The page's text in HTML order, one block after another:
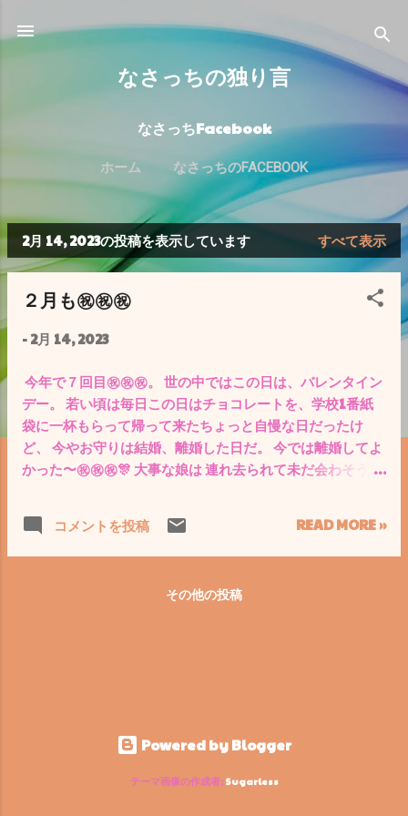
スキップしてメイン コンテンツに移動
なさっちの独り言
なさっちFacebook
ホーム なさっちのFACEBOOK
投
2月 14, 2023の投稿を表示しています すべて表示
２月も㊗️㊗️㊗️
-2月 14, 2023
今年で７回目㊗️㊗️㊗️。 世の中ではこの日は、バレンタイン
デー。 若い頃は毎日この日はチョコレートを、学校1番紙
袋に一杯もらって帰って来たちょっと自慢な日だったけ
ど、 今やお守りは結婚、離婚した日だ。 今では離婚してよ
かった〜㊗️㊗️㊗️🎊 大事な娘は 連れ去られて未だ会わそうと
いのは、悲しいけど💦 子供を連れ去れていき7年間も一切
会わせない 卑劣な事が、出来るような人間の 元妻には👹👹
👹 一切の未練も欠片もない。🖤🤍💔💔💔💔💀 そんなことが
ない一人と居るより、一人で 自分で楽しいことしたほう
くていいよ！ 今年は海外旅行も行くぞ！ そして全国を旅し
ます！ 愛莉、 パパはいつもあなたのそばにいるからね！ 頑
コメントを投稿 READ MORE »
その他の投稿
Powered by Blogger
テーマ画像の作成者:5ugarless